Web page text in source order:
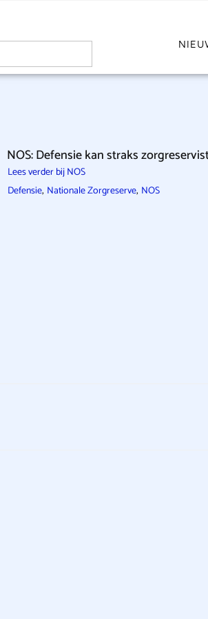
NOS: Defensie kan straks
Lees verder bij NOS
Defensie, Nationale Zorgreserve, NOS